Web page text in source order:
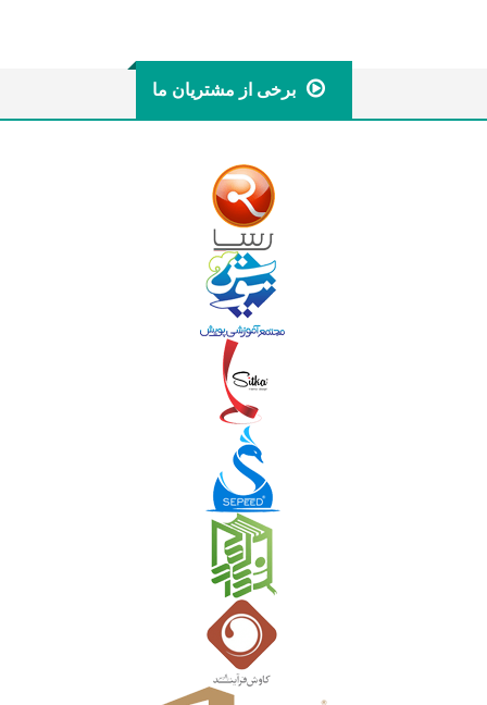
برخی از مشتریان ما